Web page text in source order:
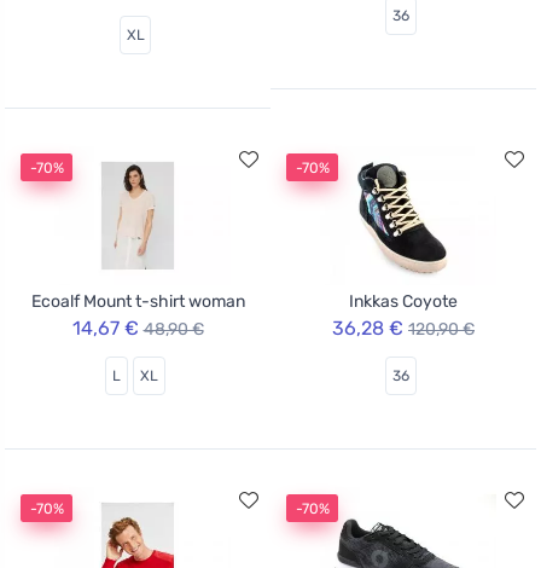
XL
36
-70%
Ecoalf Mount t-shirt woman
14,67 € 48,90 €
L XL
-70%
Inkkas Coyote
36,28 € 120,90 €
36
-70% -70%